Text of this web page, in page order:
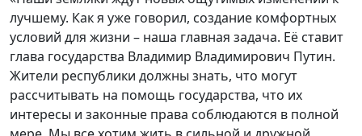
лучшему. Как я уже говорил, создание комфортных
условий для жизни – наша главная задача. Её ставит
глава государства Владимир Владимирович Путин.
Жители республики должны знать, что могут
рассчитывать на помощь государства, что их
интересы и законные права соблюдаются в полной